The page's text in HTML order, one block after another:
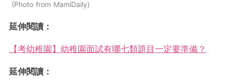
Photo from MamiDaily
延伸閱讀：
【考幼稚園】幼稚園面試有哪七類題目一定要準備？
延伸閱讀：